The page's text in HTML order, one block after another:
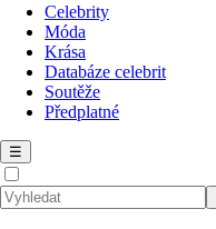
Celebrity
Móda
Krása
Databáze celebrit
Soutěže
Předplatné
☰